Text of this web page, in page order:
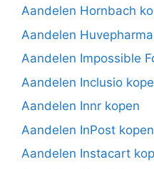
Aandelen Hornbach
Aandelen
Aandelen Impossible
Aandelen Inclusio
Aandelen Innr kopen
Aandelen InPost kopen
Aandelen Instacart